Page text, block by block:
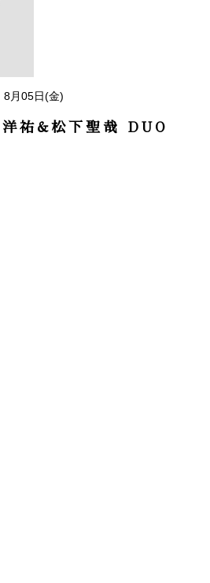
8月05日(金)
祐&松下聖哉 DUO